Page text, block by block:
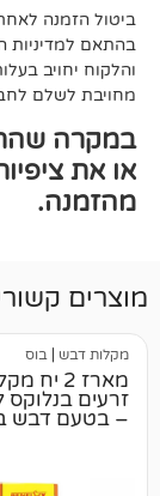
שיצאה למשלוח
המשלוחים ייחשב
המשלוח הלוך
המשלוחים.
אינם
–
מקלות
לקוקטייל
בתוספת